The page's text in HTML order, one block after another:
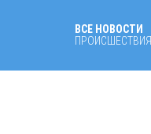
ВСЕ НОВОСТИ
ПРОИСШЕСТВИЯ